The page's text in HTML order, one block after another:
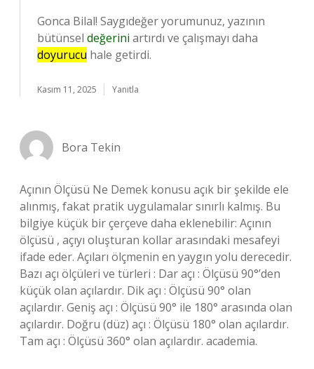
Gonca Bilal! Saygıdeğer yorumunuz, yazının
bütünsel değerini artırdı ve çalışmayı daha
doyurucu hale getirdi.
Kasım 11, 2025 Yanıtla
Bora Tekin
Açının Ölçüsü Ne Demek konusu açık bir şekilde ele
alınmış, fakat pratik uygulamalar sınırlı kalmış. Bu
bilgiye küçük bir çerçeve daha eklenebilir: Açının
ölçüsü , açıyı oluşturan kollar arasındaki mesafeyi
ifade eder. Açıları ölçmenin en yaygın yolu derecedir.
Bazı açı ölçüleri ve türleri : Dar açı : Ölçüsü 90°’den
küçük olan açılardır. Dik açı : Ölçüsü 90° olan
açılardır. Geniş açı : Ölçüsü 90° ile 180° arasında olan
açılardır. Doğru (düz) açı : Ölçüsü 180° olan açılardır.
Tam açı : Ölçüsü 360° olan açılardır. academia.